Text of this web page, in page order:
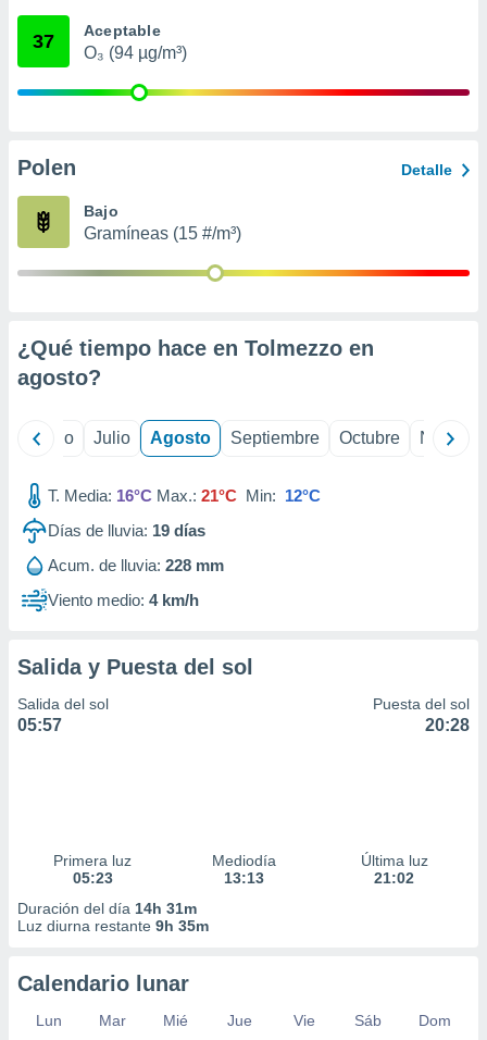
e
publicidad
1199
37 Aceptable
O₃ (94 µg/m³)
Polen Detalle
Bajo
Gramíneas (15 #/m³)
¿Qué tiempo hace en Tolmezzo en
agosto?
Junio Julio Agosto Septiembre Octubre
T. Media: 16°C Max.: 21°C Min: 12°C
Días de lluvia: 19 días
Acum. de lluvia: 228 mm
Viento medio: 4 km/h
Salida y Puesta del sol
Salida del sol
05:57
Puesta del sol
20:28
Primera luz
05:23
Mediodía
13:13
Última luz
21:02
Duración del día 14h 31m
Luz diurna restante 9h 35m
Calendario lunar
Lun Mar Mié Jue Vie Sáb
Dom